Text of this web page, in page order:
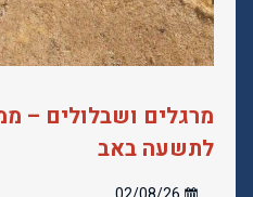
מרגלים ושבלולים –
לתשעה באב